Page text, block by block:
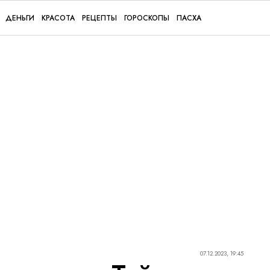
ДЕНЬГИ КРАСОТА РЕЦЕПТЫ ГОРОСКОПЫ ПАСХА
07.12.2023, 19:45